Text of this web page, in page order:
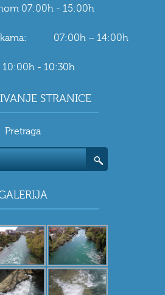
07:00h - 15:00h
07:00h – 14:00h
10:00h - 10:30h
STRANICE
Pretraga